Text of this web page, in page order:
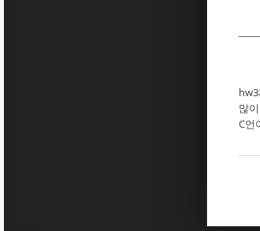
많
C언
Sketchbook5, 스케치
Sketchbook5, 스케치